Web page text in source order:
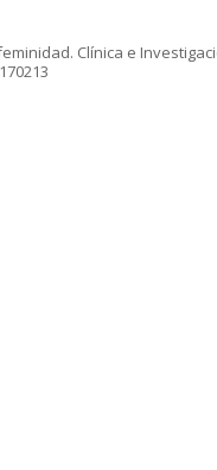
Clínica e